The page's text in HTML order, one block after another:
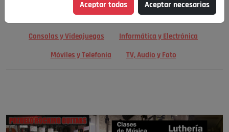
Consolas y Videojuegos Informática y Electrónica
Móviles y Telefonía TV, Audio y Foto
Aceptar todas Aceptar necesarias